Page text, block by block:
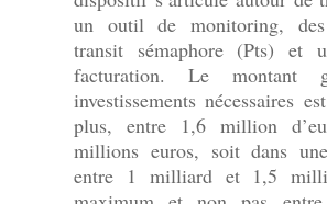
un outil de monitoring,
transit sémaphore (Pts) et
facturation. Le montant
investissements nécessaires
plus, entre 1,6 million
millions euros, soit dans
entre 1 milliard et 1,5